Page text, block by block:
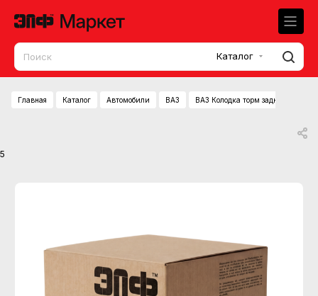
Каталог
Главная Каталог Автомобили ВАЗ ВАЗ Колодка торм задняя (к-т
5